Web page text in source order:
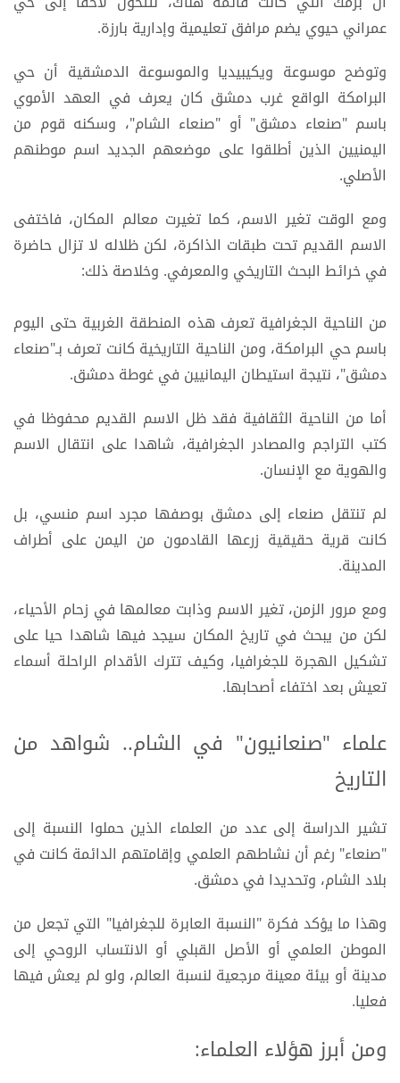
عمراني حيوي يضم مرافق تعليمية وإدارية بارزة.
وتوضح موسوعة ويكيبيديا والموسوعة الدمشقية أن حي
البرامكة الواقع غرب دمشق كان يعرف في العهد الأموي
باسم "صنعاء دمشق" أو "صنعاء الشام"، وسكنه قوم من
اليمنيين الذين أطلقوا على موضعهم الجديد اسم موطنهم
الأصلي.
ومع الوقت تغير الاسم، كما تغيرت معالم المكان، فاختفى
الاسم القديم تحت طبقات الذاكرة، لكن ظلاله لا تزال حاضرة
في خرائط البحث التاريخي والمعرفي. وخلاصة ذلك:
من الناحية الجغرافية تعرف هذه المنطقة الغربية حتى اليوم
باسم حي البرامكة، ومن الناحية التاريخية كانت تعرف بـ"صنعاء
دمشق"، نتيجة استيطان اليمانيين في غوطة دمشق.
أما من الناحية الثقافية فقد ظل الاسم القديم محفوظا في
كتب التراجم والمصادر الجغرافية، شاهدا على انتقال الاسم
والهوية مع الإنسان.
لم تنتقل صنعاء إلى دمشق بوصفها مجرد اسم منسي، بل
كانت قرية حقيقية زرعها القادمون من اليمن على أطراف
المدينة.
ومع مرور الزمن، تغير الاسم وذابت معالمها في زحام الأحياء،
لكن من يبحث في تاريخ المكان سيجد فيها شاهدا حيا على
تشكيل الهجرة للجغرافيا، وكيف تترك الأقدام الراحلة أسماء
تعيش بعد اختفاء أصحابها.
علماء "صنعانيون" في الشام.. شواهد من
التاريخ
تشير الدراسة إلى عدد من العلماء الذين حملوا النسبة إلى
"صنعاء" رغم أن نشاطهم العلمي وإقامتهم الدائمة كانت في
بلاد الشام، وتحديدا في دمشق.
وهذا ما يؤكد فكرة "النسبة العابرة للجغرافيا" التي تجعل من
الموطن العلمي أو الأصل القبلي أو الانتساب الروحي إلى
مدينة أو بيئة معينة مرجعية لنسبة العالم، ولو لم يعش فيها
فعليا.
ومن أبرز هؤلاء العلماء: